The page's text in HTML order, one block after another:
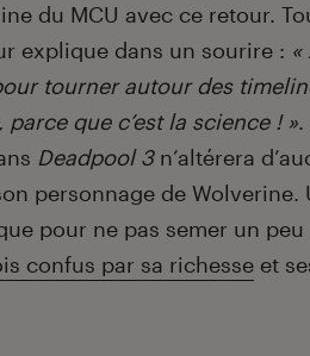
du MCU avec ce retour.
explique dans un sourire : «
tourner autour des
que c’est la science ! ».
Deadpool 3n’altérera
personnage de Wolverine.
pour ne pas semer un
confus par sa richesse et